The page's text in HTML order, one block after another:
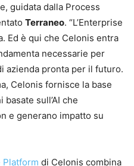
guidata dalla Process
Terraneo. “L’Enterprise
Ed è qui che Celonis entra
necessarie per
azienda pronta per il futuro.
Celonis fornisce la base
sull’AI che
e generano impatto su
Platform di Celonis combina